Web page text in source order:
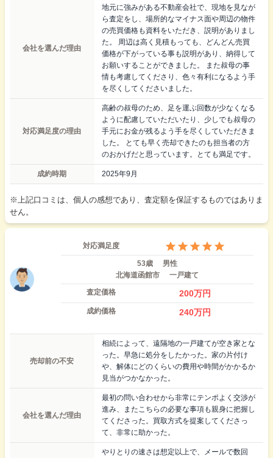
会社を選んだ理由
地元に強みがある不動産会社で、現地を見なが
ら査定をし、場所的なマイナス面や周辺の物件
の売買価格も資料をいただき、説明がありまし
た。 周辺は高く見積もっても、どんどん売買
価格が下がっている事も説明があり、納得して
お願いすることができました。 また叔母の事
情も考慮してくださり、色々有利になるよう手
を尽くしてくださいました。
対応満足度の理由
高齢の叔母のため、足を運ぶ回数が少なくなる
ように配慮していただいたり、少しでも叔母の
手元にお金が残るよう手を尽くしていただきま
した。 とても早く売却できたのも担当者の方
のおかげだと思っています。とても満足です。
成約時期 2025年9月
※上記口コミは、個人の感想であり、査定額を保証するものではありま
せん。
対応満足度
53歳
男性
北海道函館市
一戸建て
査定価格
200万円
成約価格 240万円
売却前の不安
相続によって、遠隔地の一戸建てが空き家とな
った。早急に処分をしたかった。家の片付け
や、解体にどのくらいの費用や時間がかかるか
見当がつかなかった。
会社を選んだ理由
最初の問い合わせから非常にテンポよく交渉が
進み、またこちらの必要な事項も親身に把握し
てくださった。買取方式を提案してくださっ
て、非常に助かった。
やりとりの速さは想定以上で、メールで数回